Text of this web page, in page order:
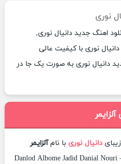
نوری
اهنگ جدید دانیال نوری,
نوری با کیفیت عالی
دانیال نوری به صورت یک جا در
دانیال نوری با نامآلزایمر
Danlod Albome Jadid Danial Nouri